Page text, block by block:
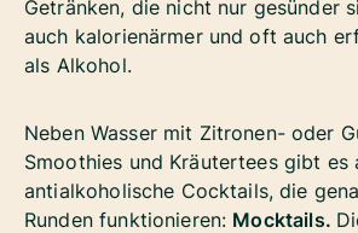
Getränken, die nicht nur gesünder
auch kalorienärmer und oft auch
als Alkohol.
Neben Wasser mit Zitronen- oder
Smoothies und Kräutertees gibt es
antialkoholische Cocktails, die
Runden funktionieren: Mocktails.